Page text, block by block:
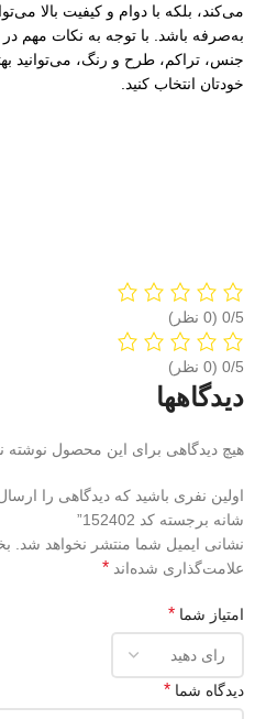
می‌کند، بلکه با دوام و کیفیت بالا
به‌صرفه باشد. با توجه به نکات مهم
جنس، تراکم، طرح و رنگ، می‌توانید
خودتان انتخاب کنید.
‫0/5
‫0/5
دیدگاهها
هیچ دیدگاهی برای این محصول
شانه برجسته کد 152402”
نشانی ایمیل شما منتشر نخواهد شد.
علامت‌گذاری شده‌اند *
امتیاز شما *
دیدگاه شما *